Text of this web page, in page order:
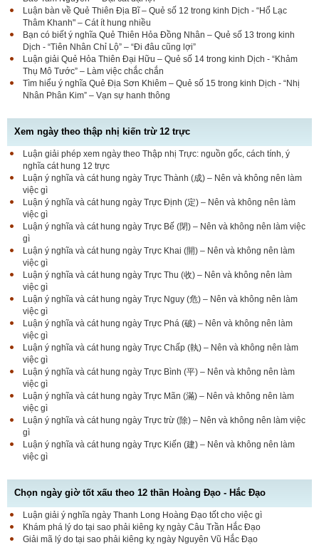
Luận bàn về Quẻ Thiên Địa Bĩ – Quẻ số 12 trong kinh Dịch - “Hổ Lạc
Thâm Khanh" – Cát ít hung nhiều
Bạn có biết ý nghĩa Quẻ Thiên Hỏa Đồng Nhân – Quẻ số 13 trong kinh
Dịch - “Tiên Nhân Chỉ Lộ” – “Đi đâu cũng lợi”
Luận giải Quẻ Hỏa Thiên Đại Hữu – Quẻ số 14 trong kinh Dịch - “Khảm
Thụ Mô Tước” – Làm việc chắc chắn
Tìm hiểu ý nghĩa Quẻ Địa Sơn Khiêm – Quẻ số 15 trong kinh Dịch - “Nhị
Nhân Phân Kim” – Vạn sự hanh thông
Xem ngày theo thập nhị kiến trừ 12 trực
Luận giải phép xem ngày theo Thập nhị Trực: nguồn gốc, cách tính, ý
nghĩa cát hung 12 trực
Luận ý nghĩa và cát hung ngày Trực Thành (成) – Nên và không nên làm
việc gì
Luận ý nghĩa và cát hung ngày Trực Định (定) – Nên và không nên làm
việc gì
Luận ý nghĩa và cát hung ngày Trực Bế (閉) – Nên và không nên làm việc
gì
Luận ý nghĩa và cát hung ngày Trực Khai (開) – Nên và không nên làm
việc gì
Luận ý nghĩa và cát hung ngày Trực Thu (收) – Nên và không nên làm
việc gì
Luận ý nghĩa và cát hung ngày Trực Nguy (危) – Nên và không nên làm
việc gì
Luận ý nghĩa và cát hung ngày Trực Phá (破) – Nên và không nên làm
việc gì
Luận ý nghĩa và cát hung ngày Trực Chấp (執) – Nên và không nên làm
việc gì
Luận ý nghĩa và cát hung ngày Trực Bình (平) – Nên và không nên làm
việc gì
Luận ý nghĩa và cát hung ngày Trực Mãn (滿) – Nên và không nên làm
việc gì
Luận ý nghĩa và cát hung ngày Trực trừ (除) – Nên và không nên làm việc
gì
Luận ý nghĩa và cát hung ngày Trực Kiến (建) – Nên và không nên làm
việc gì
Chọn ngày giờ tốt xấu theo 12 thần Hoàng Đạo - Hắc Đạo
Luận giải ý nghĩa ngày Thanh Long Hoàng Đạo tốt cho việc gì
Khám phá lý do tại sao phải kiêng kỵ ngày Câu Trần Hắc Đạo
Giải mã lý do tại sao phải kiêng kỵ ngày Nguyên Vũ Hắc Đạo
Luận bàn Sao Phòng tốt hay xấu – Tính chất và ý
nghĩa Phòng Nhật Thố